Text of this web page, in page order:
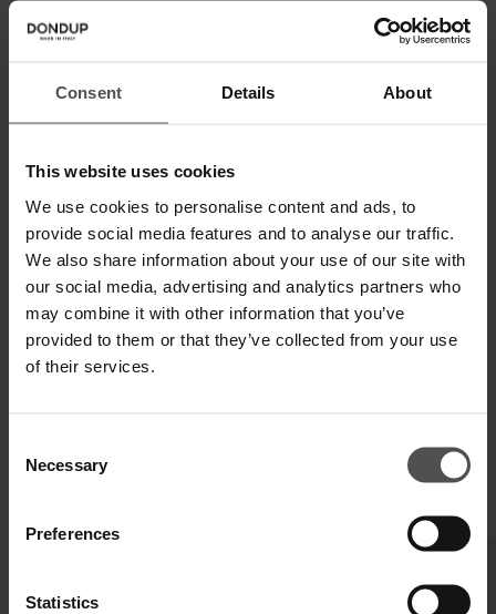
Consent Details About
This website uses cookies
We use cookies to personalise content and ads, to
provide social media features and to analyse our traffic.
We also share information about your use of our site with
our social media, advertising and analytics partners who
may combine it with other information that you’ve
provided to them or that they’ve collected from your use
of their services.
Selection
Necessary
Preferences
Statistics
Taglia non disponibile?
SPEDIZIONE E RESO
SPECIFICHE TECNICHE
DIGITAL PRODUCT PASSPORT